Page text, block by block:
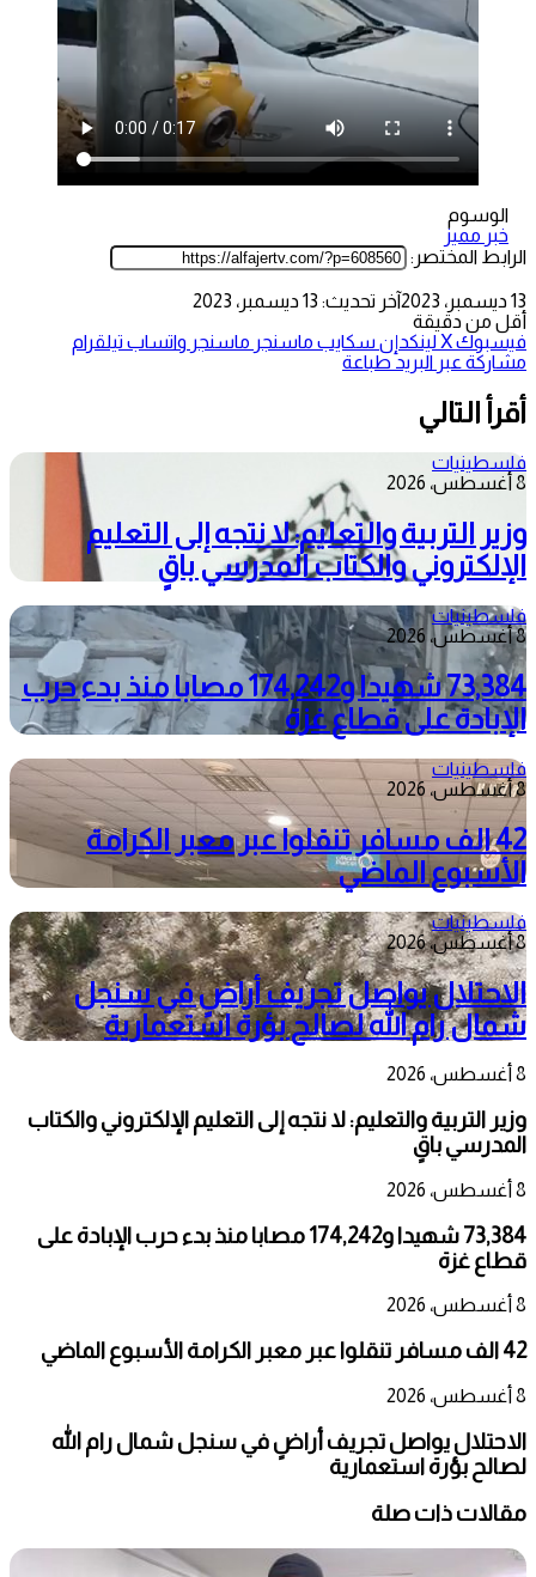
الوسوم
خبر مميز
الرابط المختصر:
13 ديسمبر، 2023
آخر تحديث: 13 ديسمبر، 2023
أقل من دقيقة
فيسبوك‫Xلينكدإن سكايب ماسنجر ماسنجر واتساب تيلقرام
مشاركة عبر البريد طباعة
أقرأ التالي
فلسطينيات
8 أغسطس، 2026
وزير التربية والتعليم: لا نتجه إلى التعليم
الإلكتروني والكتاب المدرسي باقٍ
فلسطينيات
8 أغسطس، 2026
73,384 شهيدا و174,242 مصابا منذ بدء حرب
الإبادة على قطاع غزة
فلسطينيات
8 أغسطس، 2026
42 الف مسافر تنقلوا عبر معبر الكرامة
الأسبوع الماضي
فلسطينيات
8 أغسطس، 2026
الاحتلال يواصل تجريف أراضٍ في سنجل
شمال رام الله لصالح بؤرة استعمارية
8 أغسطس، 2026
وزير التربية والتعليم: لا نتجه إلى التعليم الإلكتروني والكتاب
المدرسي باقٍ
8 أغسطس، 2026
73,384 شهيدا و174,242 مصابا منذ بدء حرب الإبادة على
قطاع غزة
8 أغسطس، 2026
42 الف مسافر تنقلوا عبر معبر الكرامة الأسبوع الماضي
8 أغسطس، 2026
الاحتلال يواصل تجريف أراضٍ في سنجل شمال رام الله
لصالح بؤرة استعمارية
مقالات ذات صلة